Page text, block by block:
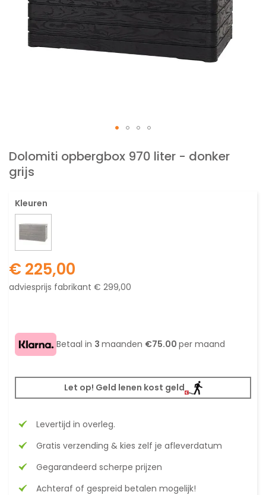
Dolomiti opbergbox 970 liter - donker
grijs
naar
het
begin
de
afbeeldingen-
gallerij
Kleuren
€ 225,00
adviesprijs fabrikant € 299,00
Betaal in 3 maanden €75.00 per maand
Let op! Geld lenen kost geld
Levertijd in overleg.
Gratis verzending & kies zelf je afleverdatum
Gegarandeerd scherpe prijzen
Achteraf of gespreid betalen mogelijk!